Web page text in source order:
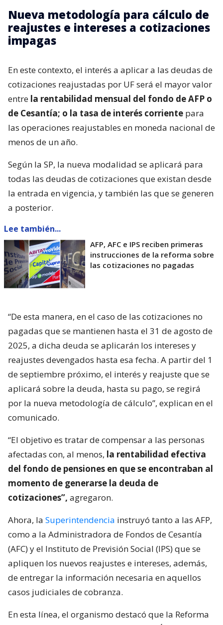
Nueva metodología para cálculo de
reajustes e intereses a cotizaciones
impagas
En este contexto, el interés a aplicar a las deudas de
cotizaciones reajustadas por UF será el mayor valor
entre la rentabilidad mensual del fondo de AFP o
de Cesantía; o la tasa de interés corriente para
las operaciones reajustables en moneda nacional de
menos de un año.
Según la SP, la nueva modalidad se aplicará para
todas las deudas de cotizaciones que existan desde
la entrada en vigencia, y también las que se generen
a posterior.
Lee también...
AFP, AFC e IPS reciben primeras
instrucciones de la reforma sobre
las cotizaciones no pagadas
“De esta manera, en el caso de las cotizaciones no
pagadas que se mantienen hasta el 31 de agosto de
2025, a dicha deuda se aplicarán los intereses y
reajustes devengados hasta esa fecha. A partir del 1
de septiembre próximo, el interés y reajuste que se
aplicará sobre la deuda, hasta su pago, se regirá
por la nueva metodología de cálculo”, explican en el
comunicado.
“El objetivo es tratar de compensar a las personas
afectadas con, al menos, la rentabilidad efectiva
del fondo de pensiones en que se encontraban al
momento de generarse la deuda de
cotizaciones”, agregaron.
Ahora, la Superintendencia instruyó tanto a las AFP,
como a la Administradora de Fondos de Cesantía
(AFC) y el Instituto de Previsión Social (IPS) que se
apliquen los nuevos reajustes e intereses, además,
de entregar la información necesaria en aquellos
casos judiciales de cobranza.
En esta línea, el organismo destacó que la Reforma